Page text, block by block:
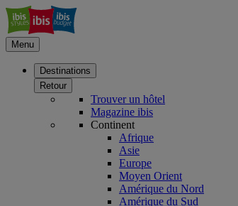
Menu
Destinations
Retour
Trouver un hôtel
Magazine ibis
Continent
Afrique
Asie
Europe
Moyen Orient
Amérique du Nord
Amérique du Sud